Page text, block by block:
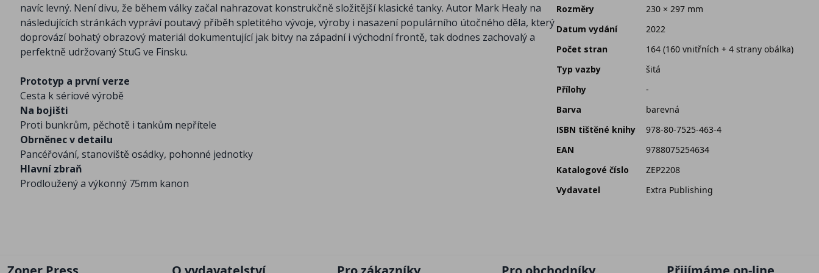
navíc levný. Není divu, že během války začal nahrazovat konstrukčně složitější klasické tanky. Autor Mark Healy na
následujících stránkách vypráví poutavý příběh spletitého vývoje, výroby i nasazení populárního útočného děla, který
doprovází bohatý obrazový materiál dokumentující jak bitvy na západní i východní frontě, tak dodnes zachovalý a
perfektně udržovaný StuG ve Finsku.
Prototyp a první verze
Cesta k sériové výrobě
Na bojišti
Proti bunkrům, pěchotě i tankům nepřítele
Obrněnec v detailu
Pancéřování, stanoviště osádky, pohonné jednotky
Hlavní zbraň
Prodloužený a výkonný 75mm kanon
Rozměry
230 × 297 mm
Datum vydání
2022
Počet stran
164 (160 vnitřních + 4 strany obálka)
Typ vazby
šitá
Přílohy
-
Barva
barevná
ISBN tištěné knihy
978-80-7525-463-4
EAN
9788075254634
Katalogové číslo
ZEP2208
Vydavatel
Extra Publishing